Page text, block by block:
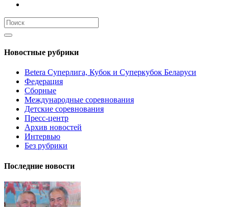
Новостные рубрики
Betera Суперлига, Кубок и Суперкубок Беларуси
Федерация
Сборные
Международные соревнования
Детские соревнования
Пресс-центр
Архив новостей
Интервью
Без рубрики
Последние новости